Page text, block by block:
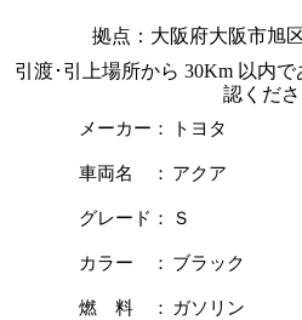
拠点：大阪府大阪市旭
引渡･引上場所から 30Km 以内
認くださ
メーカー：
トヨタ
車両名 ： アクア
グレード： Ｓ
カラー ： ブラック
燃 料 ： ガソリン